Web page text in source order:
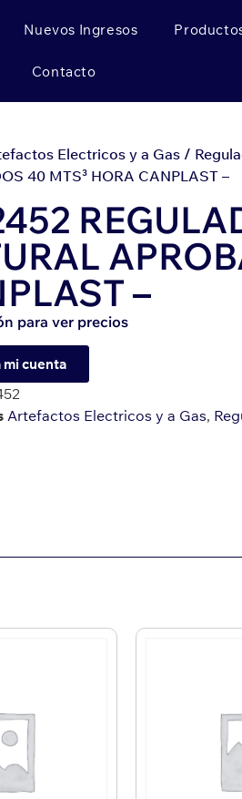
Nuevos Ingresos
Contacto
Electricos y a Gas /
40 MTS³ HORA CANPLAST –
–
para ver precios
mi cuenta
Artefactos Electricos y a Gas,